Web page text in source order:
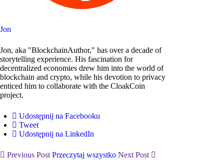
Jon
Jon, aka "BlockchainAuthor," has over a decade of
storytelling experience. His fascination for
decentralized economies drew him into the world of
blockchain and crypto, while his devotion to privacy
enticed him to collaborate with the CloakCoin
project.
Udostępnij na Facebooku
Tweet
Udostępnij na LinkedIn
Previous Post Przeczytaj wszystko Next Post